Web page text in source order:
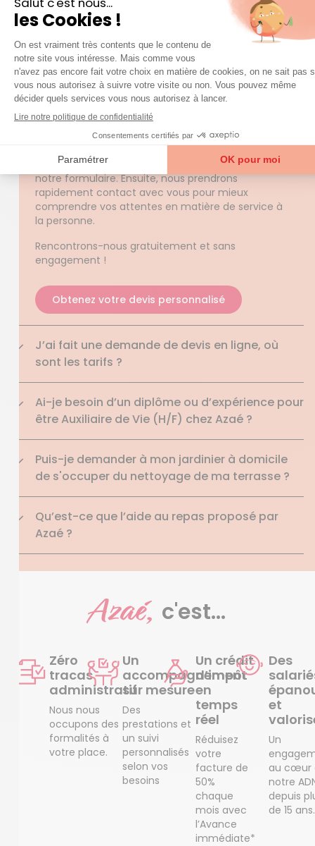
Unequestion sur nos services ?
Accéder à la FAQ Trouver mon agence
Quel est le prix des prestations Azaé ?
Le tarif des prestations d’aide à domicile d’Azaé
varient selon vos besoins. Ainsi, sur notre site vous
ne trouverez pas d’informations à ce sujet.
conseillons de faire une demande de devis via
notre formulaire. Ensuite, nous prendrons
rapidement contact avec vous pour mieux
comprendre vos attentes en matière de service à
la personne.
Rencontrons-nous gratuitement et sans
engagement !
Obtenez votre devis personnalisé
J’ai fait une demande de devis en ligne, où
sont les tarifs ?
Ai-je besoin d’un diplôme ou d’expérience pour
être Auxiliaire de Vie (H/F) chez Azaé ?
Puis-je demander à mon jardinier à domicile
de s'occuper du nettoyage de ma terrasse ?
Qu’est-ce que l’aide au repas proposé par
Azaé ?
Azaé, c'est...
Zéro
tracas
administratif
Nous nous
occupons des
formalités à
votre place.
Un
accompagnement
sur mesure
Des
prestations et
un suivi
personnalisés
selon vos
besoins
Un crédit
d’impôt
en
temps
réel
Réduisez
votre
facture de
50%
chaque
mois avec
l’Avance
immédiate*
Des
et
Un
au cœur
notre
depuis
de 15 ans.